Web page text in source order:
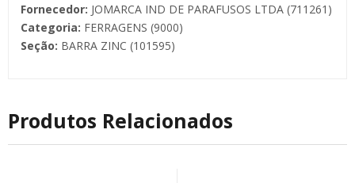
Fornecedor: JOMARCA IND DE PARAFUSOS LTDA (711261)
Categoria: FERRAGENS (9000)
Seção: BARRA ZINC (101595)
Produtos Relacionados